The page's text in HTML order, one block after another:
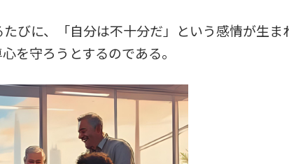
びに、「自分は不十分だ」という感情が生ま
を守ろうとするのである。